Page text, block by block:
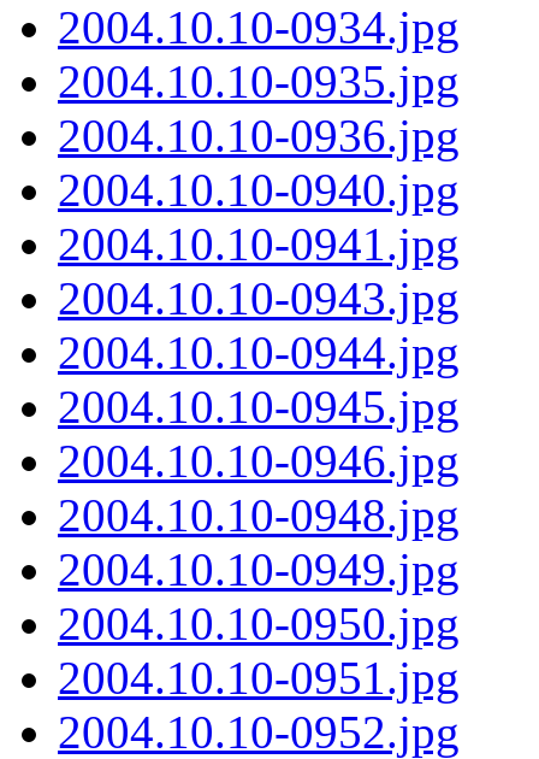
2004.10.10-0934.jpg
2004.10.10-0935.jpg
2004.10.10-0936.jpg
2004.10.10-0940.jpg
2004.10.10-0941.jpg
2004.10.10-0943.jpg
2004.10.10-0944.jpg
2004.10.10-0945.jpg
2004.10.10-0946.jpg
2004.10.10-0948.jpg
2004.10.10-0949.jpg
2004.10.10-0950.jpg
2004.10.10-0951.jpg
2004.10.10-0952.jpg